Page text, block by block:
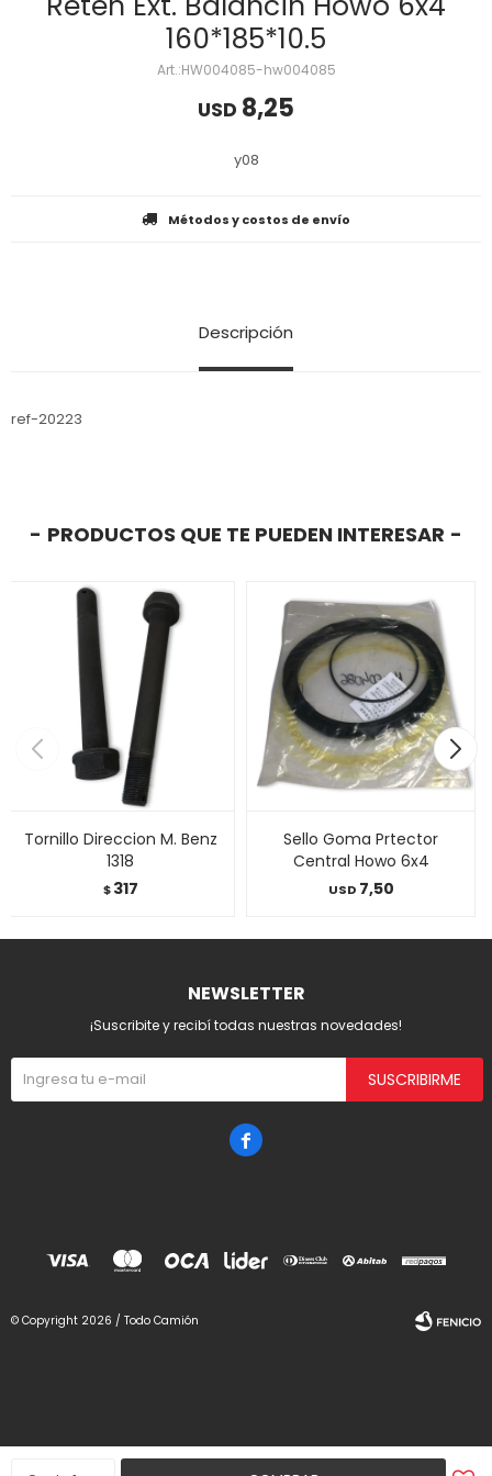
160*185*10.5
HW004085-hw004085
USD 8,25
y08
Métodos y costos de envío
Descripción
ref-20223
PRODUCTOS QUE TE PUEDEN INTERESAR
Tornillo Direccion M. Benz
1318
$ 317
Sello Goma Prtector
Central Howo 6x4
USD 7,50
NEWSLETTER
¡Suscribite y recibí todas nuestras novedades!
SUSCRIBIRME

© Copyright 2026 / Todo Camión
Fenicio